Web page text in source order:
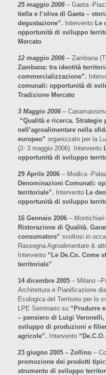
25 maggio 2006– Gaeta -
tiella e l’oliva di Gaeta –
degustazione”. Intervento Le
opportunità di sviluppo
Mercato
12 maggio 2006– Zambana
Zambana: tra identità
commercializzazione”.
comunali: opportunità di
Tradizione Mercato
3 Maggio 2006–
“Qualità e ricerca.
nell’agroalimentare nella
europeo” organizzato per la
(2- 3 maggio 2006). Intervento
opportunità di sviluppo
29 Aprile 2006– Modica -
Denominazioni Comunali:
territoriale”. Intervento Le
opportunità di sviluppo
16 Gennaio 2006– Montichiari
Ristorazione di Qualità.
consumatore” svoltosi in
Rassegna Agroalimentare &
Intervento “Le De.Co. Come
territoriale”
14 dicembre 2005– Milano
Architettura e Pianificazione
Ecologica del Territorio per lo
LPE Seminario su “Produrre
– pensiero di Luigi
sviluppo di produzioni e
agricole”. Intervento
23 giugno 2005 – Zollino–
promozione dei prodotti
strumento di sviluppo